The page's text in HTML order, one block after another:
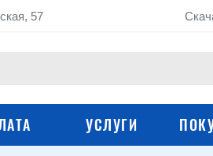
57
УСЛУГИ